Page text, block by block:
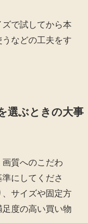
で試してから本
などの工夫をす
選ぶときの大事
質へのこだわ
にしてくださ
サイズや固定方
度の高い買い物